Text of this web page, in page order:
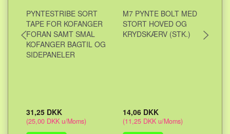
PYNTESTRIBE SORT
TAPE FOR KOFANGER
FORAN SAMT SMAL
KOFANGER BAGTIL OG
SIDEPANELER
31,25 DKK
(25,00 DKK u/Moms)
M7 PYNTE BOLT MED
STORT HOVED OG
KRYDSKÆRV (STK.)
14,06 DKK
(11,25 DKK u/Moms)